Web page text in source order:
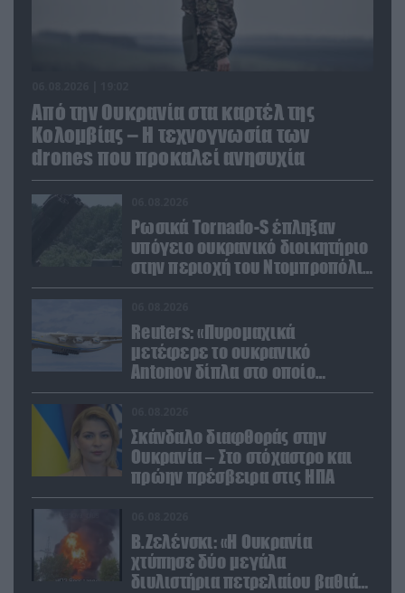
Από την Ουκρανία στα καρτέλ της
Κολομβίας – Η τεχνογνωσία των
drones που προκαλεί ανησυχία
Ρωσικά Tornado-S έπληξαν
υπόγειο ουκρανικό διοικητήριο
στην περιοχή του Ντομπροπόλιε
(βίντεο)
Reuters: «Πυρομαχικά
μετέφερε το ουκρανικό
Antonov δίπλα στο οποίο
βρέθηκε το drone στη Λειψία»
Σκάνδαλο διαφθοράς στην
Ουκρανία – Στο στόχαστρο και
πρώην πρέσβειρα στις ΗΠΑ
Β.Ζελένσκι: «Η Ουκρανία
χτύπησε δύο μεγάλα
διυλιστήρια πετρελαίου βαθιά